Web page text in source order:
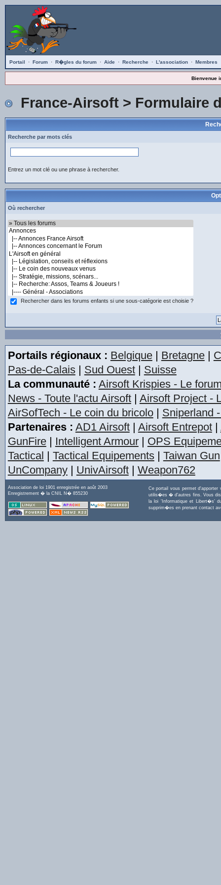
Portail · Forum · R�gles du forum · Aide · Recherche · L'association · Membres
Bienvenue
France-Airsoft> Formulaire
Recherche par mots clés
Entrez un mot clé ou une phrase à rechercher.
Où rechercher
Rechercher dans les forums enfants si une sous-catégorie est choisie ?
Portails régionaux : Belgique| Bretagne|
Pas-de-Calais| Sud Ouest| Suisse
La communauté : Airsoft Krispies - Le
News - Toute l'actu Airsoft| Airsoft Project -
AirSofTech - Le coin du bricolo| Sniperland
Partenaires : AD1 Airsoft| Airsoft Entrepot|
GunFire| Intelligent Armour| OPS
Tactical | Tactical Equipements| Taiwan Gun
UnCompany| UnivAirsoft| Weapon762
Association de loi 1901 enregistrée en août 2003
Enregistrement � la CNIL N� 855230
Ce portail vous permet
utilis�es � d'autres fins. Vous
la loi 'Informatique et Libert�s'
supprim�es en prenant contact